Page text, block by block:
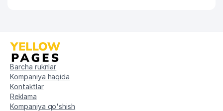
Barcha ruknlar
Kompaniya haqida
Kontaktlar
Reklama
Kompaniya qo'shish